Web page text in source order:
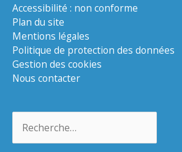
Accessibilité : non conforme
Plan du site
Mentions légales
Politique de protection des données
Gestion des cookies
Nous contacter